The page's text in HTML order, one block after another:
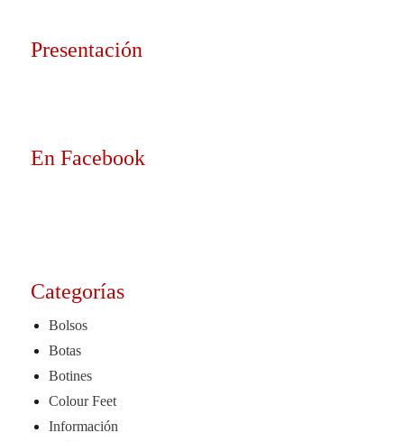
Presentación
En Facebook
Categorías
Bolsos
Botas
Botines
Colour Feet
Información